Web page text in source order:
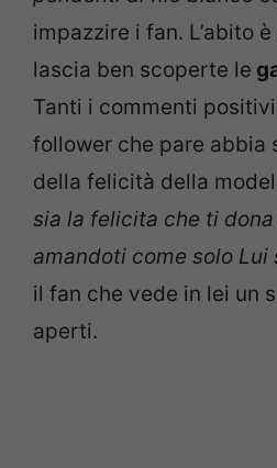
impazzire i fan. L’abito
lascia ben scoperte le
Tanti i commenti positivi
follower che pare abbia
della felicità della
sia la felicita che ti
amandoti come solo Lui
il fan che vede in lei un
aperti.